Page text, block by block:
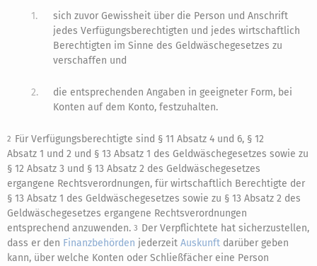
1.
sich zuvor Gewissheit über die Person und Anschrift
jedes Verfügungsberechtigten und jedes wirtschaftlich
Berechtigten im Sinne des Geldwäschegesetzes zu
verschaffen und
2.
die entsprechenden Angaben in geeigneter Form, bei
Konten auf dem Konto, festzuhalten.
2 Für Verfügungsberechtigte sind § 11 Absatz 4 und 6, § 12
Absatz 1 und 2 und § 13 Absatz 1 des Geldwäschegesetzes sowie zu
§ 12 Absatz 3 und § 13 Absatz 2 des Geldwäschegesetzes
ergangene Rechtsverordnungen, für wirtschaftlich Berechtigte der
§ 13 Absatz 1 des Geldwäschegesetzes sowie zu § 13 Absatz 2 des
Geldwäschegesetzes ergangene Rechtsverordnungen
entsprechend anzuwenden. 3 Der Verpflichtete hat sicherzustellen,
dass er den Finanzbehörden jederzeit Auskunft darüber geben
kann, über welche Konten oder Schließfächer eine Person